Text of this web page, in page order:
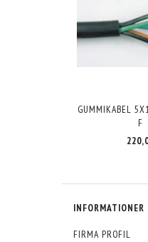
GUMMIKABEL
F
INFORMATIONER
FIRMA PROFIL